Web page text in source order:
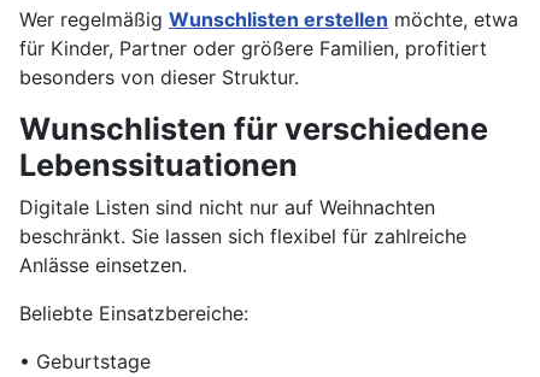
Wer regelmäßig Wunschlisten erstellen möchte, etwa
für Kinder, Partner oder größere Familien, profitiert
besonders von dieser Struktur.
Wunschlisten für verschiedene
Lebenssituationen
Digitale Listen sind nicht nur auf Weihnachten
beschränkt. Sie lassen sich flexibel für zahlreiche
Anlässe einsetzen.
Beliebte Einsatzbereiche:
• Geburtstage